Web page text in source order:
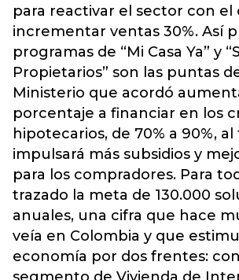
para reactivar el sector con el
incrementar ventas 30%. Así
programas de “Mi Casa Ya” y
Propietarios” son las puntas
Ministerio que acordó
porcentaje a financiar en los
hipotecarios, de 70% a 90%,
impulsará más subsidios y
para los compradores. Para
trazado la meta de 130.000
anuales, una cifra que hace
veía en Colombia y que
economía por dos frentes: